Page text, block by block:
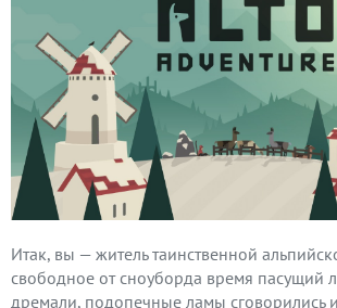
Итак, вы — житель таинственной
свободное от сноуборда время пасущий
дремали, подопечные ламы сговорились